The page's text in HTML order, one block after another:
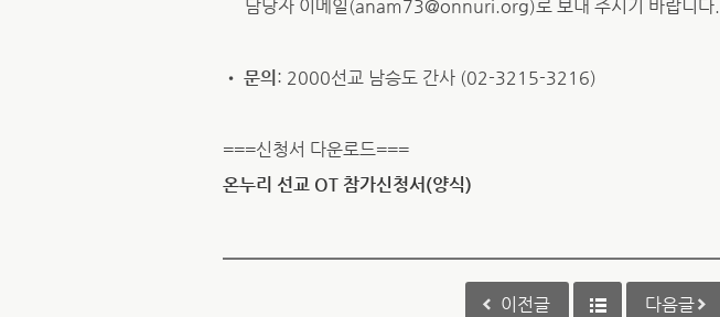
담당자 이메일(anam73@onnuri.org)로 보내 주시기 바랍니다.
• 문의 : 2000선교 남승도 간사 (02-3215-3216)
===신청서 다운로드===
온누리 선교 OT 참가신청서(양식)
이전글 다음글